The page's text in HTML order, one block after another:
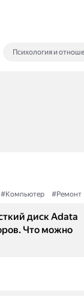
Психология и
#Компьютер #Ремонт
диск Adata
Что можно